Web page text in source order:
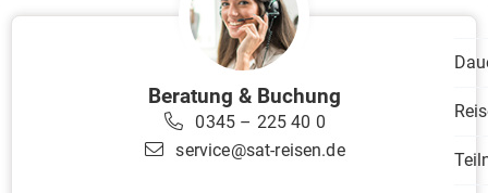
Beratung & Buchung
0345 – 225 40 0
service@sat-reisen.de